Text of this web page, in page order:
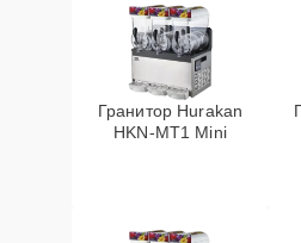
Гранитор Hurakan
HKN-MT1 Mini